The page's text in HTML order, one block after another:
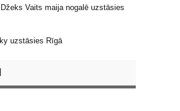
Džeks Vaits maija nogalē uzstāsies
uzstāsies Rīgā